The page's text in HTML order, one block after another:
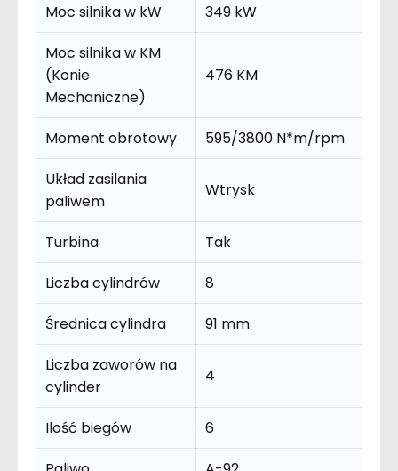
Moc silnika w kW
349 kW
Moc silnika w KM
(Konie
Mechaniczne)
476 KM
Moment obrotowy
595/3800 N*m/rpm
Układ zasilania
paliwem
Wtrysk
Turbina
Tak
Liczba cylindrów
8
Średnica cylindra
91 mm
Liczba zaworów na
cylinder
4
Ilość biegów
6